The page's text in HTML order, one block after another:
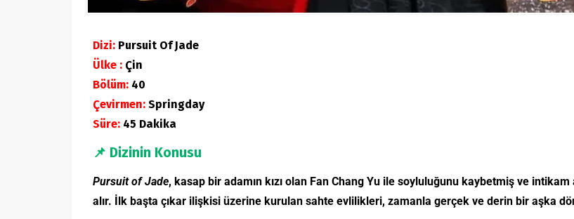
Dizi: Pursuit Of Jade
Ülke : Çin
Bölüm: 40
Çevirmen: Springday
Süre: 45 Dakika
📌 Dizinin Konusu
Pursuit of Jade, kasap bir adamın kızı olan Fan Chang Yu ile soyluluğunu kaybetmiş ve
alır. İlk başta çıkar ilişkisi üzerine kurulan sahte evlilikleri, zamanla gerçek ve derin bir aşka